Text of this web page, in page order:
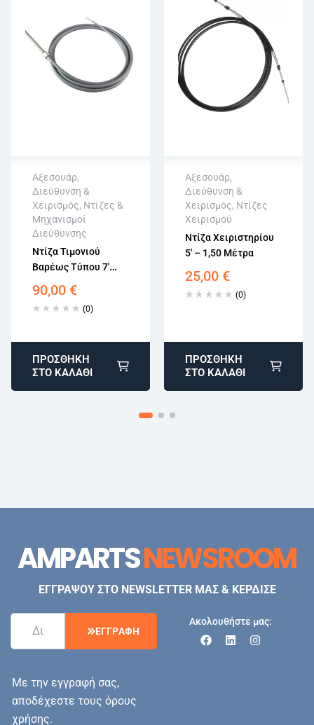
Αξεσουάρ,
Διεύθυνση &
Χειρισμός, Ντίζες &
Μηχανισμοί
Διεύθυνσης
Ντίζα Τιμονιού
Βαρέως Τύπου 7′
90,00 €
(0)
Άμεση αποστολή
Επιστροφή εντός
15 εργάσιμων
Αγορά χωρίς
ΠΡΟΣΘΉΚΗ
ΣΤΟ ΚΑΛΆΘΙ
Αξεσουάρ,
Διεύθυνση &
Χειρισμός, Ντίζες
Χειρισμού
Ντίζα Χειριστηρίου
5′ – 1,50 Μέτρα
25,00 €
(0)
Άμεση αποστολή
Επιστροφή εντός
Αγορά χωρίς
εγγραφή
ΠΡΟΣΘΉΚΗ
ΣΤΟ ΚΑΛΆΘΙ
AMPARTSNEWSROOM
ΕΓΓΡΑΨΟΥ ΣΤΟ NEWSLETTER ΜΑΣ & ΚΕΡΔΙΣΕ
ΕΓΓΡΑΦΗ
Με την εγγραφή σας,
αποδέχεστε τους όρους
χρήσης.
Ακολουθήστε μας: